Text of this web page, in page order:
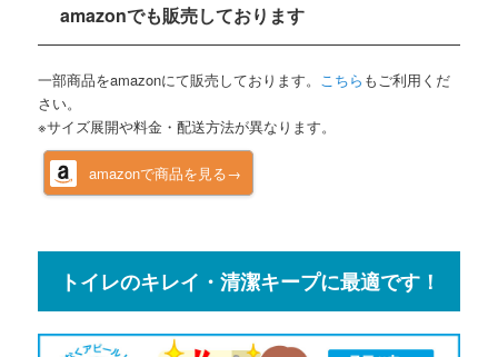
amazonでも販売しております
一部商品をamazonにて販売しております。 こちら もご利用くだ
さい。
※サイズ展開や料金・配送方法が異なります。
amazonで商品を見る→
トイレのキレイ・清潔キープに最適です！